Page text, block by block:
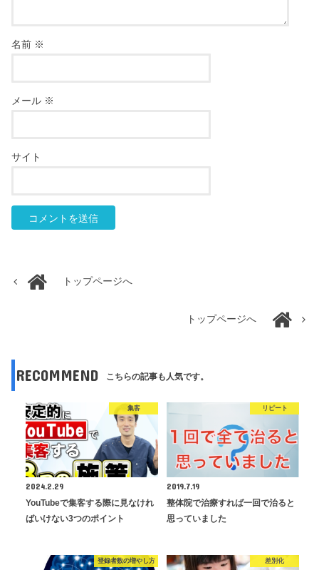
名前 ※
メール ※
サイト
トップページへ
トップページへ
RECOMMEND こちらの記事も人気です。
集客
2024.2.29
YouTubeで集客する際に見なけれ
ばいけない3つのポイント
リピート
2019.7.19
整体院で治療すれば一回で治ると
思っていました
登録者数の増やし方 差別化